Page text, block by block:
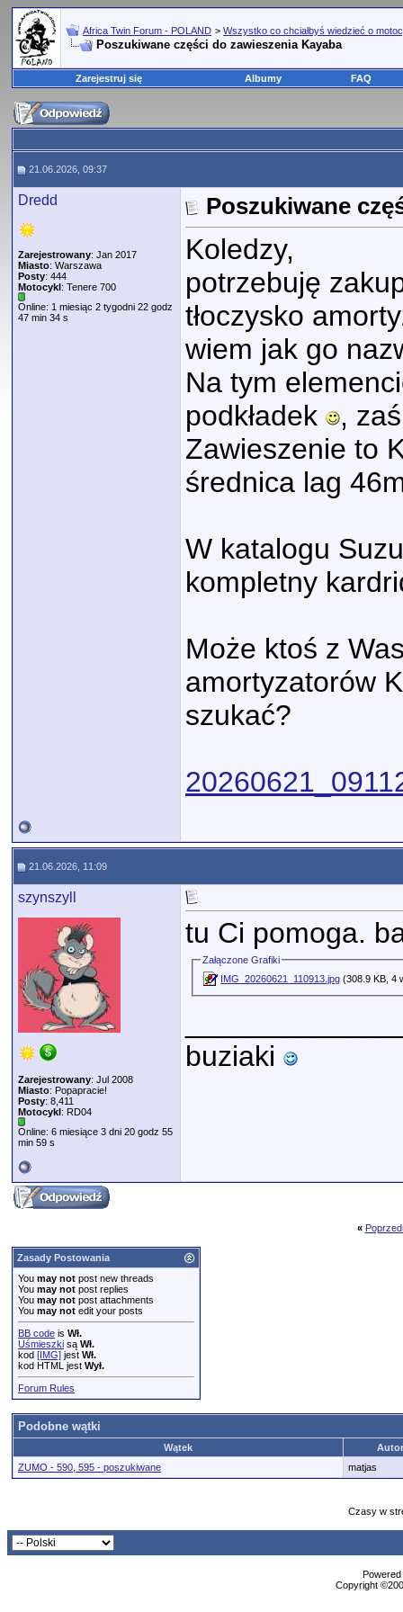
Africa Twin Forum - POLAND > Wszystko co chciałbyś wiedzieć o
Poszukiwane części do zawieszenia Kayaba
Zarejestruj się Albumy FAQ
21.06.2026, 09:37
Dredd
Zarejestrowany: Jan 2017
Miasto: Warszawa
Posty: 444
Motocykl: Tenere 700
Online: 1 miesiąc 2 tygodni 22 godz
47 min 34 s
Poszukiwane
Koledzy,
potrzebuję
tłoczysko
wiem jak go
Na tym
podkładek
,
Zawieszenie to
średnica lag
W katalogu
kompletny
Może ktoś z
amortyzatorów
szukać?
21.06.2026, 11:09
szynszyll
Zarejestrowany: Jul 2008
Miasto: Popapracie!
Posty: 8,411
Motocykl: RD04
Online: 6 miesiące 3 dni 20 godz 55
min 59 s
tu Ci pomoga.
Załączone Grafiki
IMG_20260621_110913.jpg (308.9 KB, 4
buziaki
«
Zasady Postowania
You may not post new threads
You may not post replies
You may not post attachments
You may not edit your posts
BB code is Wł.
Uśmieszki są Wł.
kod [IMG] jest Wł.
kod HTML jest Wył.
Forum Rules
Podobne wątki
Wątek
ZUMO - 590, 595 - poszukiwane
matjas
Czasy w
Copyright